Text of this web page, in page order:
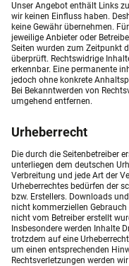
Unser Angebot enthält Links
wir keinen Einfluss haben.
keine Gewähr übernehmen.
jeweilige Anbieter oder
Seiten wurden zum Zeitpunkt
überprüft. Rechtswidrige
erkennbar. Eine permanente
jedoch ohne konkrete
Bei Bekanntwerden von
umgehend entfernen.
Urheberrecht
Die durch die Seitenbetreiber
unterliegen dem deutschen
Verbreitung und jede Art der
Urheberrechtes bedürfen der
bzw. Erstellers. Downloads
nicht kommerziellen
nicht vom Betreiber erstellt
Insbesondere werden Inhalte
trotzdem auf eine
um einen entsprechenden
Rechtsverletzungen werden